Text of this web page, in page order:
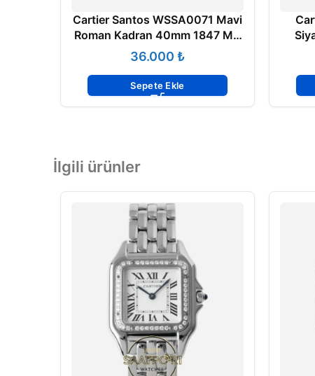
Cartier Santos WSSA0071 Mavi
Roman Kadran 40mm 1847 MC
Super Clone ETA
₺
Sepete Ekle
İlgili ürünler